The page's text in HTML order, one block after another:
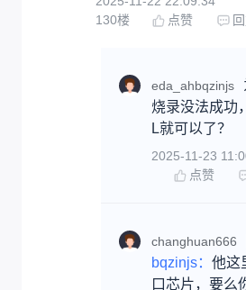
130楼 点赞
eda_ahbqzinjs
烧录没法成功
L就可以了？
2025-11-23
点赞
changhuan666
bqzinjs： 他这
口芯片，要么